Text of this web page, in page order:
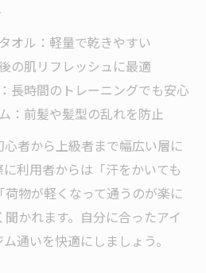
オル：軽量で乾きやすい
の肌リフレッシュに最適
長時間のトレーニングでも安心
：前髪や髪型の乱れを防止
者から上級者まで幅広い層に
利用者からは「汗をかいても
物が軽くなって通うのが楽に
かれます。自分に合ったアイ
通いを快適にしましょう。